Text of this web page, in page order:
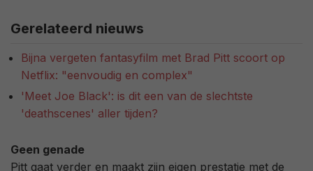
Gerelateerd nieuws
Bijna vergeten fantasyfilm met Brad Pitt scoort op
Netflix: "eenvoudig en complex"
'Meet Joe Black': is dit een van de slechtste
'deathscenes' aller tijden?
Geen genade
Pitt gaat verder en maakt zijn eigen prestatie met de